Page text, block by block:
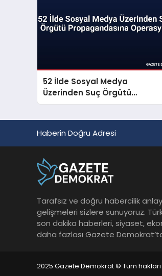
52 İlde Sosyal Medya
Üzerinden Suç Örgütü
Propagandasına Operasyon
Haberin Doğru Adresi
Tarafsız ve doğru habercilik
gelişmeleri sizlere sunuyoruz.
son dakika haberleri, siyaset,
daha fazlası Gazete
2025 Gazete Demokrat © Tüm hakları